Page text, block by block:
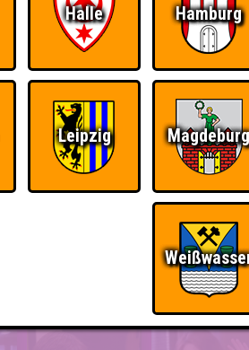
einem Stechen verlieren, trotzdem auf
Wir sind immer bei
Euch!
Halle Hamburg
Leipzig Magdeburg